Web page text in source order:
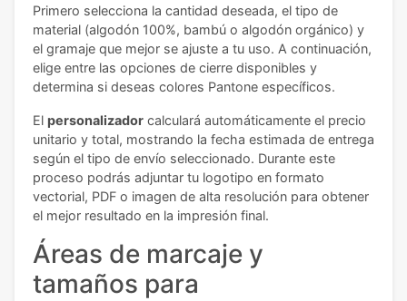
Primero selecciona la cantidad deseada, el tipo de
material (algodón 100%, bambú o algodón orgánico) y
el gramaje que mejor se ajuste a tu uso. A continuación,
elige entre las opciones de cierre disponibles y
determina si deseas colores Pantone específicos.
El personalizador calculará automáticamente el precio
unitario y total, mostrando la fecha estimada de entrega
según el tipo de envío seleccionado. Durante este
proceso podrás adjuntar tu logotipo en formato
vectorial, PDF o imagen de alta resolución para obtener
el mejor resultado en la impresión final.
Áreas de marcaje y
tamaños para